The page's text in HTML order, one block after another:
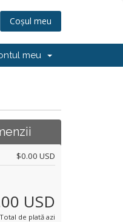
Coșul meu
meu
$0.00 USD
USD
Total de plată azi